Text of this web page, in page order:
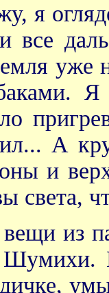
я
все
уже
Я
А
и
света,
из